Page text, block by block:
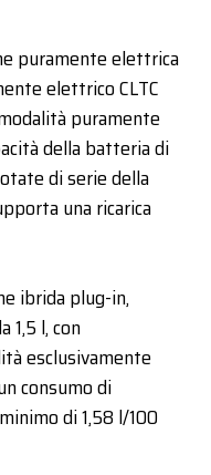
puramente elettrica
elettrico CLTC
puramente
della batteria di
di serie della
una ricarica
ibrida plug-in,
1,5 l, con
esclusivamente
consumo di
di 1,58 l/100